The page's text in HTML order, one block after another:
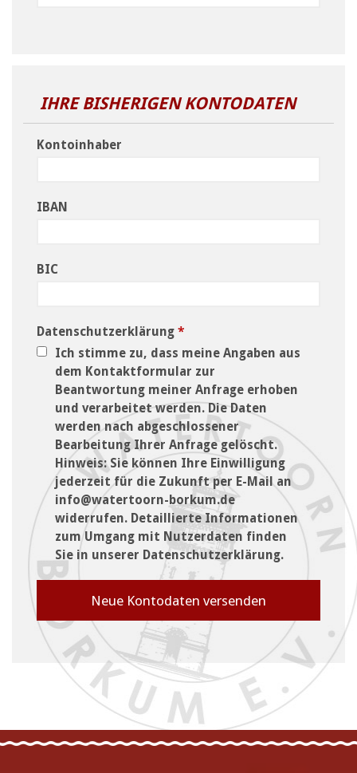
IHRE BISHERIGEN KONTODATEN
Kontoinhaber
IBAN
BIC
Datenschutzerklärung *
Ich stimme zu, dass meine Angaben aus
dem Kontaktformular zur
Beantwortung meiner Anfrage erhoben
und verarbeitet werden. Die Daten
werden nach abgeschlossener
Bearbeitung Ihrer Anfrage gelöscht.
Hinweis: Sie können Ihre Einwilligung
jederzeit für die Zukunft per E-Mail an
info@watertoorn-borkum.de
widerrufen. Detaillierte Informationen
zum Umgang mit Nutzerdaten finden
Sie in unserer Datenschutzerklärung.